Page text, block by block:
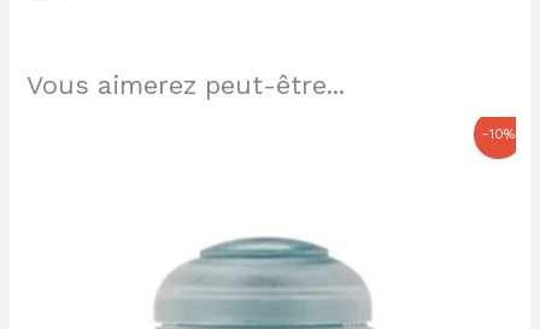
Vous aimerez peut-être...
-10%